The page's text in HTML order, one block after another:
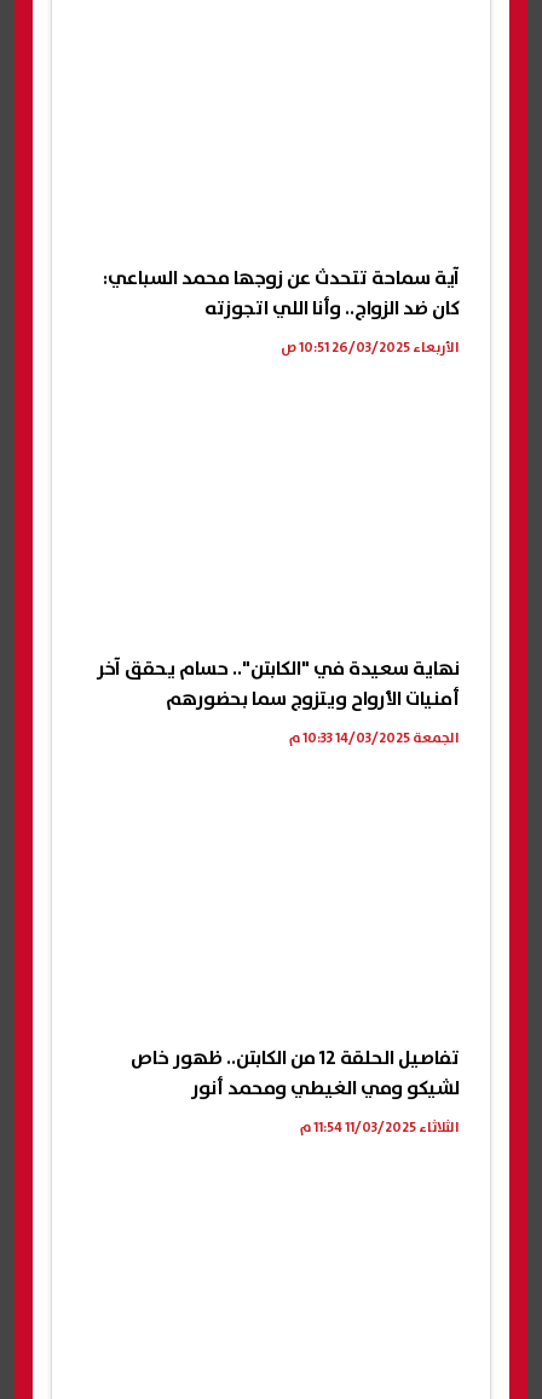
آية سماحة تتحدث عن زوجها محمد السباعي:
كان ضد الزواج.. وأنا اللي اتجوزته
الأربعاء 26/03/2025 10:51 ص
نهاية سعيدة في "الكابتن".. حسام يحقق آخر
أمنيات الأرواح ويتزوج سما بحضورهم
الجمعة 14/03/2025 10:33 م
تفاصيل الحلقة 12 من الكابتن.. ظهور خاص
لشيكو ومي الغيطي ومحمد أنور
الثلاثاء 11/03/2025 11:54 م